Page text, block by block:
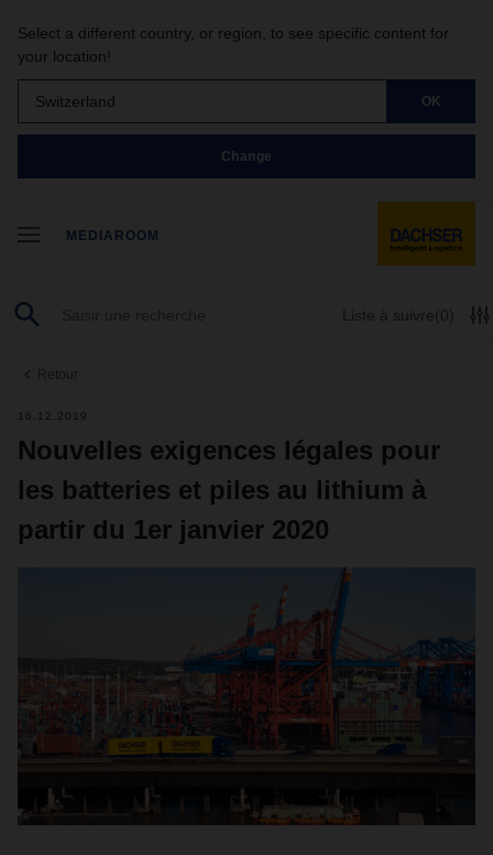
Select a different country, or region, to see specific content for
your location!
Switzerland OK
Change
MEDIAROOM
Liste à suivre(0)
Retour
16.12.2019
Nouvelles exigences légales pour
les batteries et piles au lithium à
partir du 1er janvier 2020